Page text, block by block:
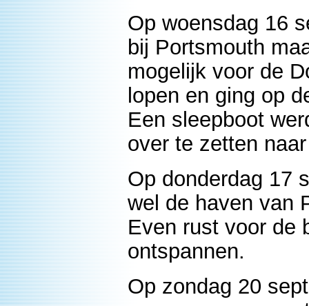
Op woensdag 16
bij Portsmouth
mogelijk voor de
lopen en ging op
Een sleepboot
over te zetten
Op donderdag 17
wel de haven van
Even rust voor de
ontspannen.
Op zondag 20